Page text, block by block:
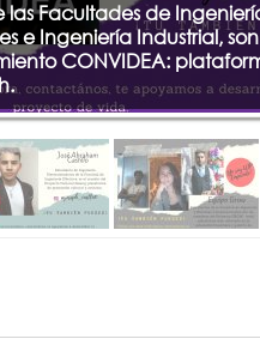
las Facultades de
e Ingeniería Industrial, son
CONVIDEA: